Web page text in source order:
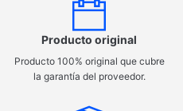
Producto original
Producto 100% original que cubre
la garantía del proveedor.